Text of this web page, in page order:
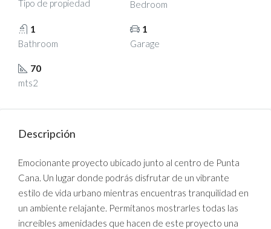
Tipo de propiedad Bedroom
1
Bathroom
1
Garage
70
mts2
Descripción
Emocionante proyecto ubicado junto al centro de Punta
Cana. Un lugar donde podrás disfrutar de un vibrante
estilo de vida urbano mientras encuentras tranquilidad en
un ambiente relajante. Permítanos mostrarles todas las
increíbles amenidades que hacen de este proyecto una